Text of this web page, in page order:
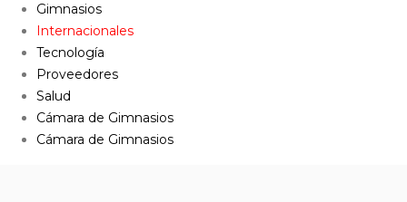
Gimnasios
Internacionales
Tecnología
Proveedores
Salud
Cámara de Gimnasios
Cámara de Gimnasios